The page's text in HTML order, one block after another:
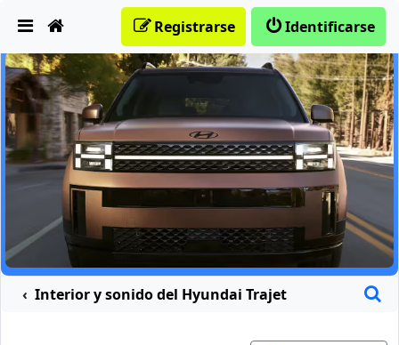
Identificarse
Registrarse
Interior y sonido del Hyundai Trajet